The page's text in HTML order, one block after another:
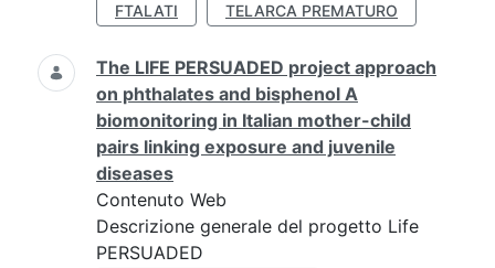
FTALATI
TELARCA PREMATURO
The LIFE PERSUADED project approach
on phthalates and bisphenol A
biomonitoring in Italian mother-child
pairs linking exposure and juvenile
diseases
Contenuto Web
Descrizione generale del progetto Life
PERSUADED